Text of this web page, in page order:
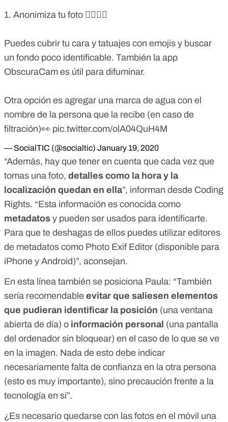
1. Anonimiza tu foto 🕵️‍♀️🕵️‍♂️
Puedes cubrir tu cara y tatuajes con emojis y buscar
un fondo poco identificable. También la app
ObscuraCam es útil para difuminar.
Otra opción es agregar una marca de agua con el
nombre de la persona que la recibe (en caso de
filtración)👀 pic.twitter.com/olA04QuH4M
— SocialTIC (@socialtic) January 19, 2020
“Además, hay que tener en cuenta que cada vez que
tomas una foto, detalles como la hora y la
localización quedan en ella”, informan desde Coding
Rights. “Esta información es conocida como
metadatos y pueden ser usados para identificarte.
Para que te deshagas de ellos puedes utilizar editores
de metadatos como Photo Exif Editor (disponible para
iPhone y Android)”, aconsejan.
En esta línea también se posiciona Paula: “También
sería recomendable evitar que saliesen elementos
que pudieran identificar la posición (una ventana
abierta de día) o información personal (una pantalla
del ordenador sin bloquear) en el caso de lo que se ve
en la imagen. Nada de esto debe indicar
necesariamente falta de confianza en la otra persona
(esto es muy importante), sino precaución frente a la
tecnología en sí”.
¿Es necesario quedarse con las fotos en el móvil una